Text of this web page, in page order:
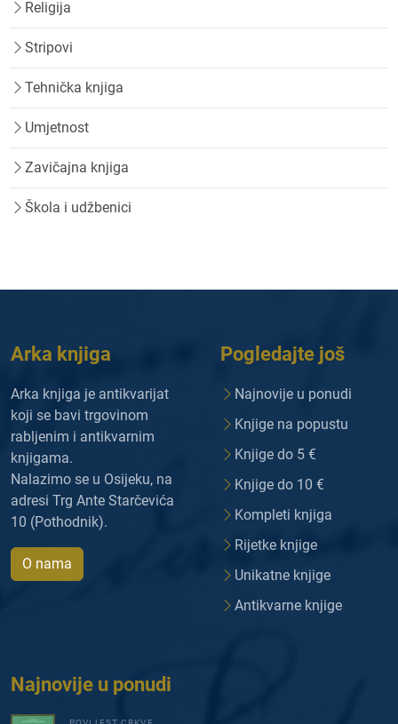
Religija
Stripovi
Tehnička knjiga
Umjetnost
Zavičajna knjiga
Škola i udžbenici
Arka knjiga
Arka knjiga je antikvarijat
koji se bavi trgovinom
rabljenim i antikvarnim
knjigama.
Nalazimo se u Osijeku, na
adresi Trg Ante Starčevića
10 (Pothodnik).
O nama
Pogledajte još
Najnovije u ponudi
Knjige na popustu
Knjige do 5 €
Knjige do 10 €
Kompleti knjiga
Rijetke knjige
Unikatne knjige
Antikvarne knjige
Najnovije u ponudi